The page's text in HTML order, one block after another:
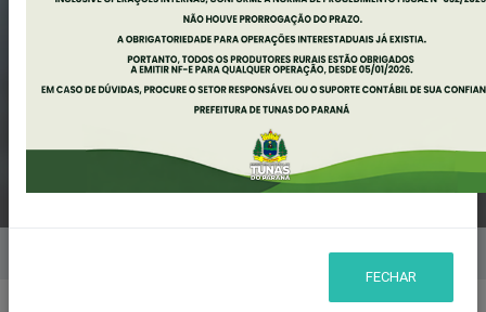
DOCUMENTOS
CHAMAMENTO
PÚBLICO Nº 3/2025
FECHAR